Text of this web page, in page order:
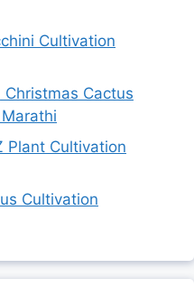
Cultivation
| Christmas Cactus
Plant Cultivation
Cultivation